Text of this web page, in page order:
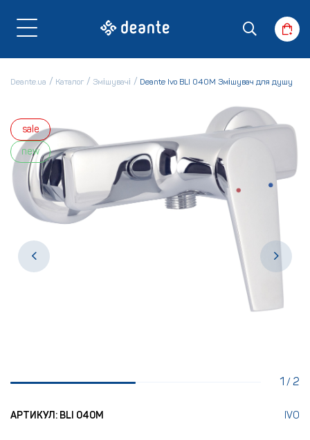
Deante.ua Каталог Змішувачі Deante Ivo BLI 040M Змішувач для душу
sale
new
1 /2
АРТИКУЛ: BLI 040M IVO